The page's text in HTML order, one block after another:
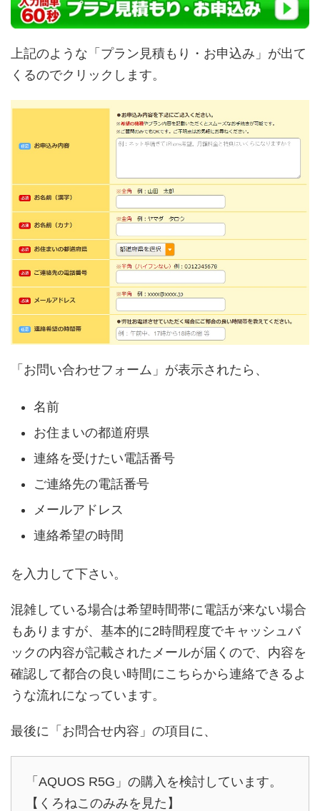
上記のような「プラン見積もり・お申込み」が出て
くるのでクリックします。
「お問い合わせフォーム」が表示されたら、
名前
お住まいの都道府県
連絡を受けたい電話番号
ご連絡先の電話番号
メールアドレス
連絡希望の時間
を入力して下さい。
混雑している場合は希望時間帯に電話が来ない場合
もありますが、基本的に2時間程度でキャッシュバ
ックの内容が記載されたメールが届くので、内容を
確認して都合の良い時間にこちらから連絡できるよ
うな流れになっています。
最後に「お問合せ内容」の項目に、
「AQUOS R5G」の購入を検討しています。
【くろねこのみみを見た】